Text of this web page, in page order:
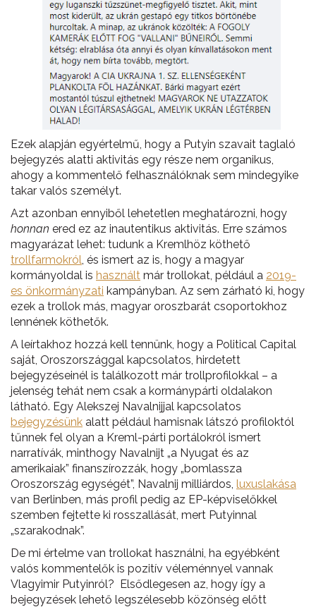
Ezek alapján egyértelmű, hogy a Putyin szavait taglaló
bejegyzés alatti aktivitás egy része nem organikus,
ahogy a kommentelő felhasználóknak sem mindegyike
takar valós személyt.
Azt azonban ennyiből lehetetlen meghatározni, hogy
honnan ered ez az inautentikus aktivitás. Erre számos
magyarázat lehet: tudunk a Kremlhöz köthető
trollfarmokról , és ismert az is, hogy a magyar
kormányoldal is használt már trollokat, például a 2019-
es önkormányzati kampányban. Az sem zárható ki, hogy
ezek a trollok más, magyar oroszbarát csoportokhoz
lennének köthetők.
A leírtakhoz hozzá kell tennünk, hogy a Political Capital
saját, Oroszországgal kapcsolatos, hirdetett
bejegyzéseinél is találkozott már trollprofilokkal – a
jelenség tehát nem csak a kormánypárti oldalakon
látható. Egy Alekszej Navalnijjal kapcsolatos
bejegyzésünk alatt például hamisnak látszó profiloktól
tűnnek fel olyan a Kreml-párti portálokról ismert
narratívák, minthogy Navalnijt „a Nyugat és az
amerikaiak” finanszírozzák, hogy „bomlassza
Oroszország egységét”, Navalnij milliárdos, luxuslakása
van Berlinben, más profil pedig az EP-képviselőkkel
szemben fejtette ki rosszallását, mert Putyinnal
„szarakodnak”.
De mi értelme van trollokat használni, ha egyébként
valós kommentelők is pozitív véleménnyel vannak
Vlagyimir Putyinról? Elsődlegesen az, hogy így a
bejegyzések lehető legszélesebb közönség előtt